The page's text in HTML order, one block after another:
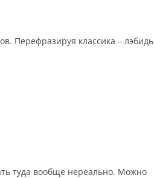
Перефразируя классика – лэбидь
туда вообще нереально. Можно